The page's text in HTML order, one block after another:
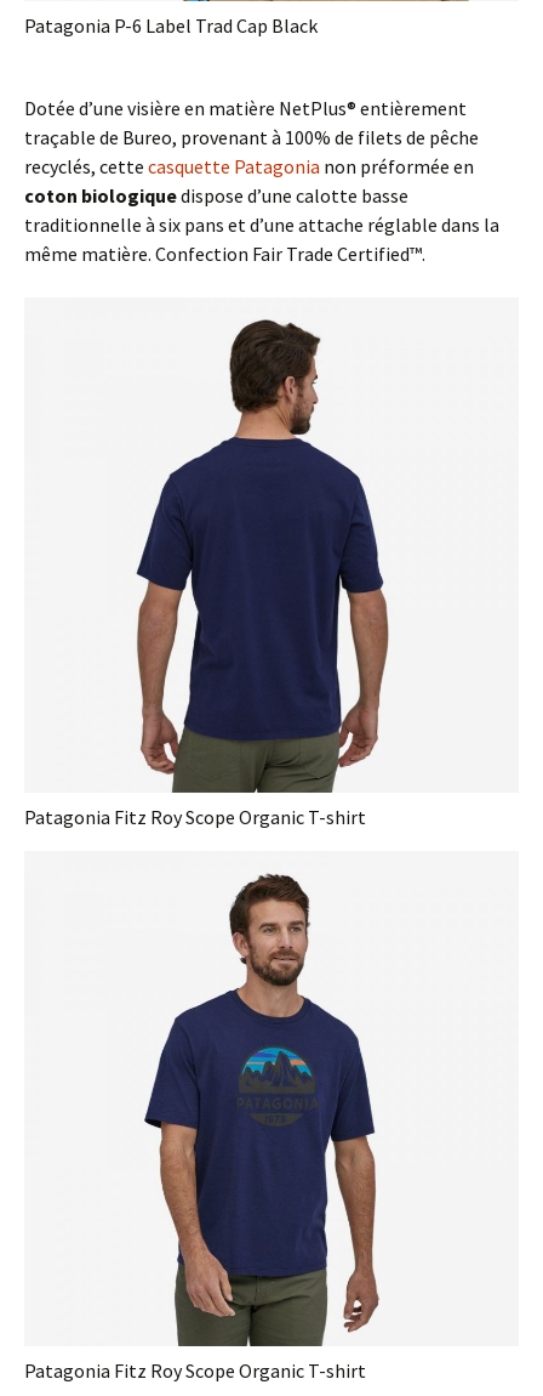
Patagonia P-6 Label Trad Cap Black
Dotée d’une visière en matière NetPlus® entièrement
traçable de Bureo, provenant à 100% de filets de pêche
recyclés, cette casquette Patagonia non préformée en
coton biologiquedispose d’une calotte basse
traditionnelle à six pans et d’une attache réglable dans la
même matière. Confection Fair Trade Certified™.
Patagonia Fitz Roy Scope Organic T-shirt
Patagonia Fitz Roy Scope Organic T-shirt